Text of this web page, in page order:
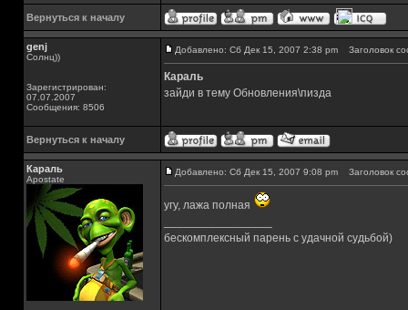
Вернуться к началу
genj
Солнц))
Зарегистрирован:
07.07.2007
Сообщения: 8506
Добавлено: Сб Дек 15, 2007 2:38 pm Заголовок
Караль
зайди в тему Обновления\пизда
Вернуться к началу
Караль
Apostate
Добавлено: Сб Дек 15, 2007 9:08 pm Заголовок
угу, лажа полная
бескомплексный парень с удачной судьбой)